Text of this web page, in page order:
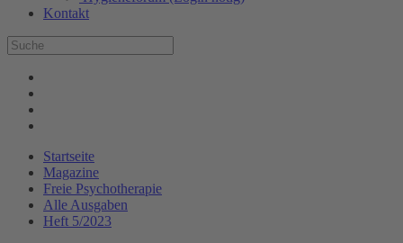
Kontakt
Startseite
Magazine
Freie Psychotherapie
Alle Ausgaben
Heft 5/2023